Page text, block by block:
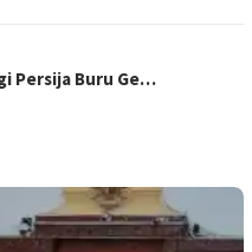
Persija Buru Ge…